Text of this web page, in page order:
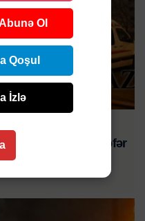
partlayış: 10 nəfər
Ol
Qoşul
İzlə